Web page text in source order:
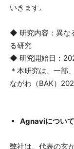
いきます。
◆ 研究内容：異な
る研究
◆ 研究開始日：
＊本研究は、一部
ながわ（BAK）
Agnaviについて
弊社は、代表の玄